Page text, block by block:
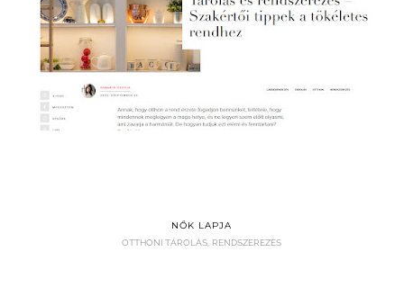
NŐK LAPJA
OTTHONI TÁROLÁS, RENDSZEREZÉS